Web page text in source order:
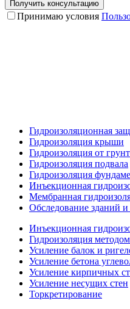
Принимаю условия
Гидроизоляционная
Гидроизоляция крыши
Гидроизоляция от
Гидроизоляция подвала
Гидроизоляция
Инъекционная
Мембранная
Обследование зданий
Инъекционная
Гидроизоляция
Усиление балок и
Усиление бетона
Усиление кирпичных
Усиление несущих стен
Торкретирование